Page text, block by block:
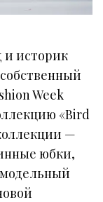
и историк
Week
«Bird
—
юбки,